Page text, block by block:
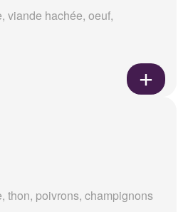
viande hachée, oeuf,
thon, poivrons, champignons